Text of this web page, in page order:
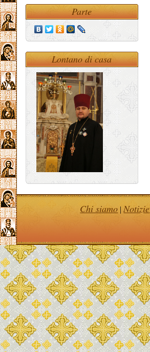
Parte
Lontano di casa
Chi siamo |Notizie